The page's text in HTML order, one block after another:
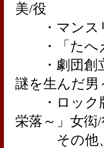
美/役
・マンス
・「たへえ
・劇団創立
謎を生んだ男
・ロック版
栄落～」女衒
その他、